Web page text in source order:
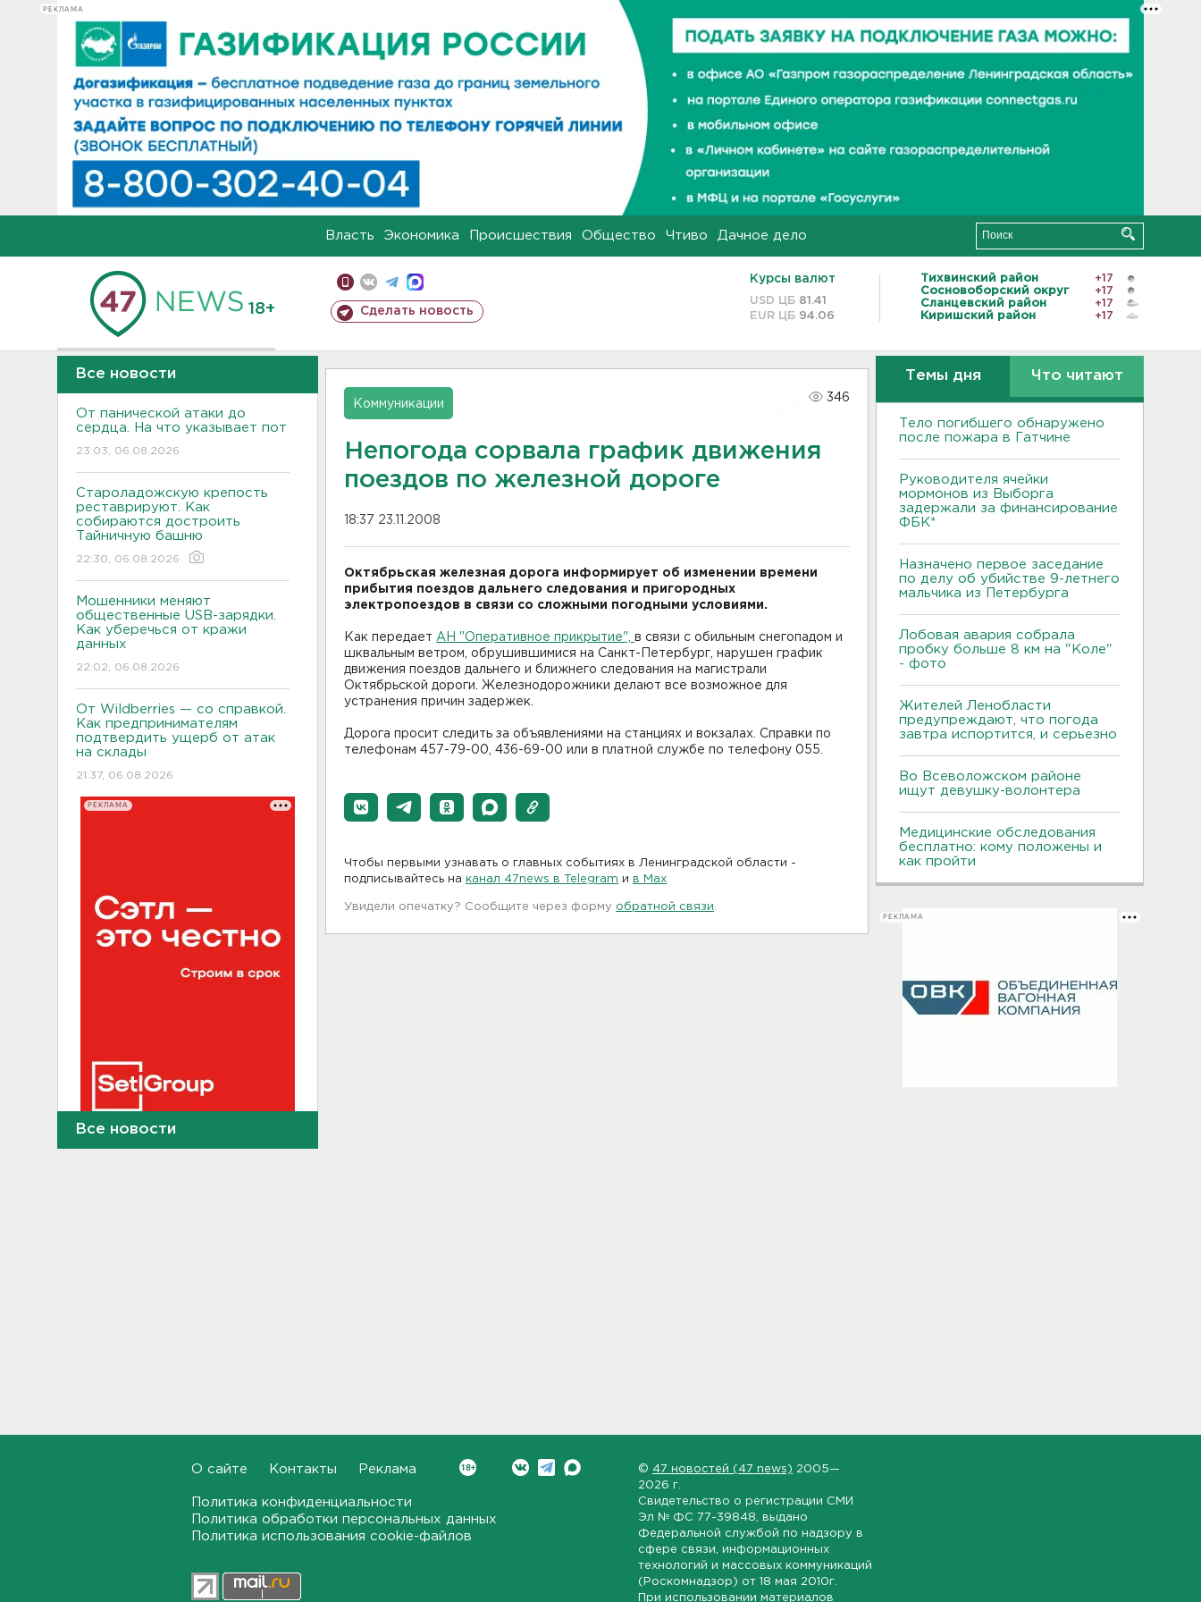
РЕКЛАМА
Власть Экономика Происшествия Общество Чтиво Дачное дело
18+ Сделать новость
Курсы валют
USD ЦБ 81.41
EUR ЦБ 94.06
Тихвинский район
+17
Сосновоборский округ
+17
Сланцевский район
+17
Киришский район
+17
Все новости
От панической атаки до
сердца. На что указывает пот
23:03, 06.08.2026
Староладожскую крепость
реставрируют. Как
собираются достроить
Тайничную башню
22:30, 06.08.2026
Мошенники меняют
общественные USB-зарядки.
Как уберечься от кражи
данных
22:02, 06.08.2026
От Wildberries — со справкой.
Как предпринимателям
подтвердить ущерб от атак
на склады
21:37, 06.08.2026
РЕКЛАМА
обойдется собрать ребенка в
Все новости
Коммуникации
346
Непогода сорвала график движения
поездов по железной дороге
18:37 23.11.2008
Октябрьская железная дорога информирует об изменении времени
прибытия поездов дальнего следования и пригородных
электропоездов в связи со сложными погодными условиями.
Как передает АН "Оперативное прикрытие", в связи с обильным снегопадом и
шквальным ветром, обрушившимися на Санкт-Петербург, нарушен график
движения поездов дальнего и ближнего следования на магистрали
Октябрьской дороги. Железнодорожники делают все возможное для
устранения причин задержек.
Дорога просит следить за объявлениями на станциях и вокзалах. Справки по
телефонам 457-79-00, 436-69-00 или в платной службе по телефону 055.
Чтобы первыми узнавать о главных событиях в Ленинградской области -
подписывайтесь на канал 47news в Telegram и в Maх
Увидели опечатку? Сообщите через форму обратной связи
Темы дня Что читают
Тело погибшего обнаружено
после пожара в Гатчине
Руководителя ячейки
мормонов из Выборга
задержали за финансирование
ФБК*
Назначено первое заседание
по делу об убийстве 9-летнего
мальчика из Петербурга
Лобовая авария собрала
пробку больше 8 км на "Коле"
- фото
Жителей Ленобласти
предупреждают, что погода
завтра испортится, и серьезно
Во Всеволожском районе
ищут девушку-волонтера
Медицинские обследования
бесплатно: кому положены и
как пройти
РЕКЛАМА
О сайте Контакты Реклама
Политика конфиденциальности
Политика обработки персональных данных
Политика использования cookie-файлов
© 47 новостей (47 news) 2005—
2026 г.
Свидетельство о регистрации СМИ
Эл № ФС 77-39848 , выдано
Федеральной службой по надзору в
сфере связи, информационных
технологий и массовых коммуникаций
(Роскомнадзор) от 18 мая 2010г.
При использовании материалов